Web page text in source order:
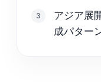
3
アジア展
成パター